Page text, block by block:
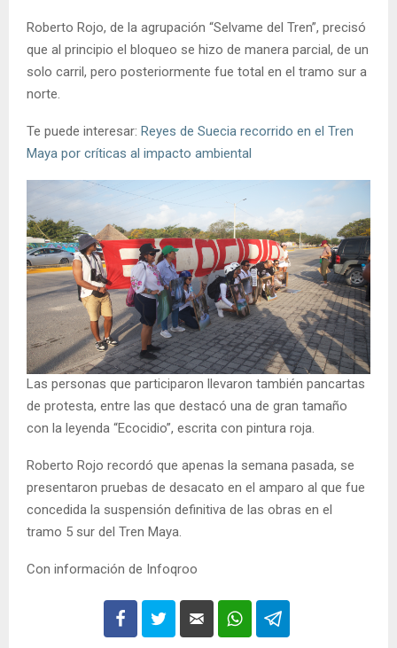
Roberto Rojo, de la agrupación “Selvame del Tren”, precisó
que al principio el bloqueo se hizo de manera parcial, de un
solo carril, pero posteriormente fue total en el tramo sur a
norte.
Te puede interesar: Reyes de Suecia recorrido en el Tren
Maya por críticas al impacto ambiental
Las personas que participaron llevaron también pancartas
de protesta, entre las que destacó una de gran tamaño
con la leyenda “Ecocidio”, escrita con pintura roja.
Roberto Rojo recordó que apenas la semana pasada, se
presentaron pruebas de desacato en el amparo al que fue
concedida la suspensión definitiva de las obras en el
tramo 5 sur del Tren Maya.
Con información de Infoqroo